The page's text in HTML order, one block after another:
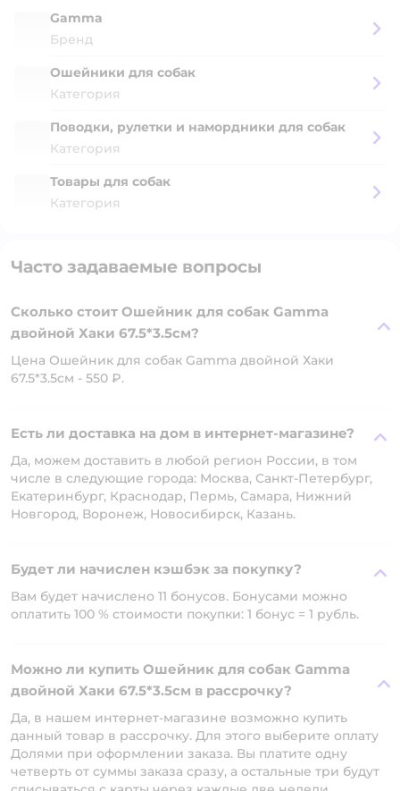
Gamma
Бренд
Ошейники для собак
Категория
Поводки, рулетки и намордники для собак
Категория
Товары для собак
Категория
Часто задаваемые вопросы
Сколько стоит Ошейник для собак Gamma
двойной Хаки 67.5*3.5см?
Цена Ошейник для собак Gamma двойной Хаки
67.5*3.5см - 550 ₽.
Есть ли доставка на дом в интернет-магазине?
Да, можем доставить в любой регион России, в том
числе в следующие города: Москва, Санкт-Петербург,
Екатеринбург, Краснодар, Пермь, Самара, Нижний
Новгород, Воронеж, Новосибирск, Казань.
Будет ли начислен кэшбэк за покупку?
Вам будет начислено 11 бонусов. Бонусами можно
оплатить 100 % стоимости покупки: 1 бонус = 1 рубль.
Можно ли купить Ошейник для собак Gamma
двойной Хаки 67.5*3.5см в рассрочку?
Да, в нашем интернет-магазине возможно купить
данный товар в рассрочку. Для этого выберите оплату
Долями при оформлении заказа. Вы платите одну
четверть от суммы заказа сразу, а остальные три будут